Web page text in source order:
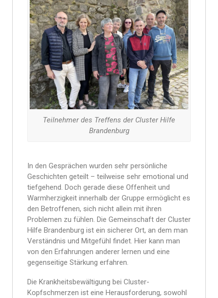
Teilnehmer des Treffens der Cluster Hilfe
Brandenburg
In den Gesprächen wurden sehr persönliche
Geschichten geteilt – teilweise sehr emotional und
tiefgehend. Doch gerade diese Offenheit und
Warmherzigkeit innerhalb der Gruppe ermöglicht es
den Betroffenen, sich nicht allein mit ihren
Problemen zu fühlen. Die Gemeinschaft der Cluster
Hilfe Brandenburg ist ein sicherer Ort, an dem man
Verständnis und Mitgefühl findet. Hier kann man
von den Erfahrungen anderer lernen und eine
gegenseitige Stärkung erfahren.
Die Krankheitsbewältigung bei Cluster-
Kopfschmerzen ist eine Herausforderung, sowohl